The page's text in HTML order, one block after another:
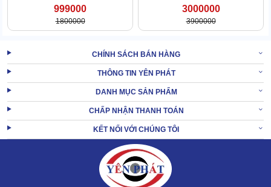
Trong đời sống hằng ngày: Thiết bị giúp bảo quản tốt nhiều
tài liệu như hợp đồng, sổ đỏ, bằng tốt nghiệp, giấy cam kết,
hồ sơ bảo hiểm,... Ngoài ra, đồng hồ đeo tay, các loại máy
quay, máy ảnh,... cũng có thể cho vào trong con tủ này.
999000
1800000
3000000
3900000
CHÍNH SÁCH BÁN HÀNG
THÔNG TIN YÊN PHÁT
DANH MỤC SẢN PHẨM
CHẤP NHẬN THANH TOÁN
KẾT NỐI VỚI CHÚNG TÔI